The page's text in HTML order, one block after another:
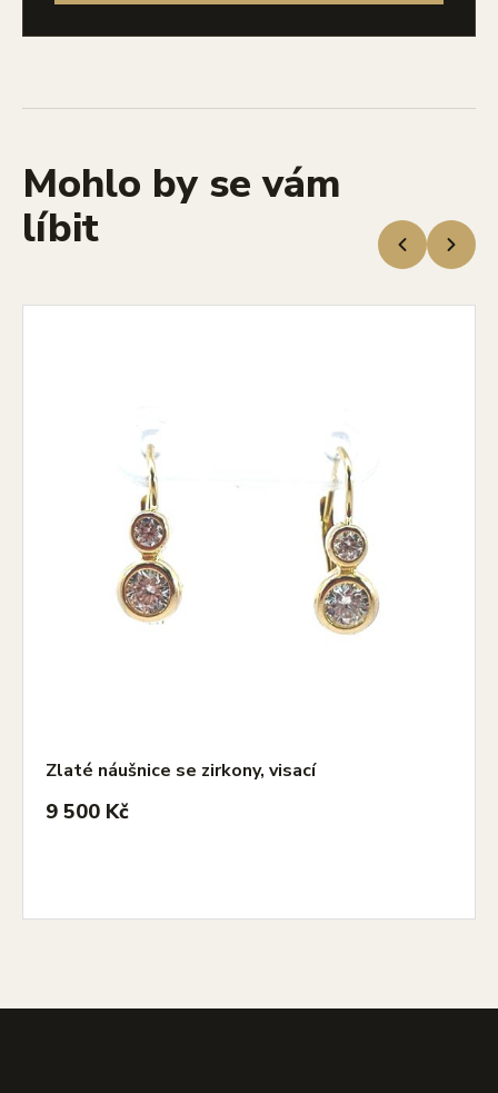
Mohlo by se vám
líbit
Zlaté náušnice se zirkony, visací
9 500 Kč